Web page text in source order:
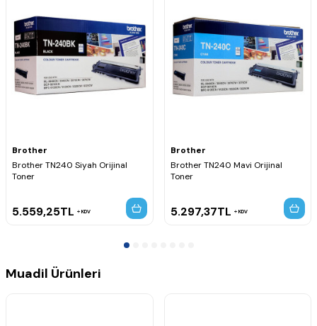
HL-3045CN
HL-3070CN
HL-3070CW
HL-3075CW
Brother MFC Serisi
MFC-9120CN
MFC-9325CW
Brother
Brother TN240 Siyah Orijinal
Toner
5.559,25TL KDV
Brother
Brother TN240 Mavi Orijinal
Toner
5.297,37TL KDV
Muadil Ürünleri